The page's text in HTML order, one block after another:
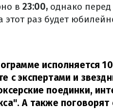
в 23:00, однако
этот раз будет
исполняется
с экспертами и
поединки,
А также